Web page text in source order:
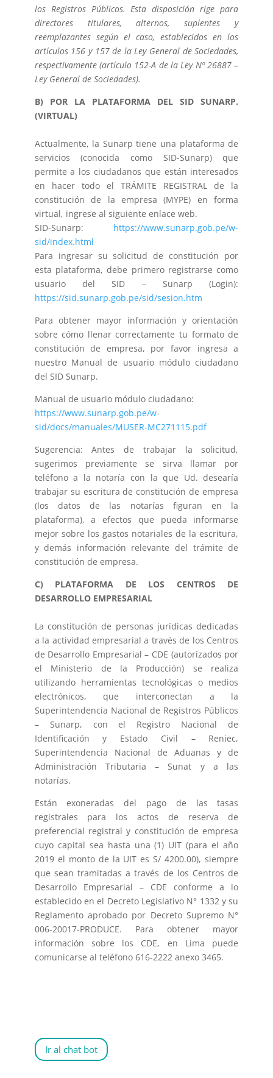
los Registros Públicos. Esta disposición rige para
directores titulares, alternos, suplentes y
reemplazantes según el caso, establecidos en los
artículos 156 y 157 de la Ley General de Sociedades,
respectivamente (artículo 152-A de la Ley Nº 26887 –
Ley General de Sociedades).
B) POR LA PLATAFORMA DEL SID SUNARP.
(VIRTUAL)
Actualmente, la Sunarp tiene una plataforma de
servicios (conocida como SID-Sunarp) que
permite a los ciudadanos que están interesados
en hacer todo el TRÁMITE REGISTRAL de la
constitución de la empresa (MYPE) en forma
virtual, ingrese al siguiente enlace web.
SID-Sunarp: https://www.sunarp.gob.pe/w-
sid/index.html
Para ingresar su solicitud de constitución por
esta plataforma, debe primero registrarse como
usuario del SID – Sunarp (Login):
https://sid.sunarp.gob.pe/sid/sesion.htm
Para obtener mayor información y orientación
sobre cómo llenar correctamente tu formato de
constitución de empresa, por favor ingresa a
nuestro Manual de usuario módulo ciudadano
del SID Sunarp.
Manual de usuario módulo ciudadano:
https://www.sunarp.gob.pe/w-
sid/docs/manuales/MUSER-MC271115.pdf
Sugerencia: Antes de trabajar la solicitud,
sugerimos previamente se sirva llamar por
teléfono a la notaría con la que Ud. desearía
trabajar su escritura de constitución de empresa
(los datos de las notarías figuran en la
plataforma), a efectos que pueda informarse
mejor sobre los gastos notariales de la escritura,
y demás información relevante del trámite de
constitución de empresa.
C) PLATAFORMA DE LOS CENTROS DE
DESARROLLO EMPRESARIAL
La constitución de personas jurídicas dedicadas
a la actividad empresarial a través de los Centros
de Desarrollo Empresarial – CDE (autorizados por
el Ministerio de la Producción) se realiza
utilizando herramientas tecnológicas o medios
electrónicos, que interconectan a la
Superintendencia Nacional de Registros Públicos
– Sunarp, con el Registro Nacional de
Identificación y Estado Civil – Reniec,
Superintendencia Nacional de Aduanas y de
Administración Tributaria – Sunat y a las
notarías.
Están exoneradas del pago de las tasas
registrales para los actos de reserva de
preferencial registral y constitución de empresa
cuyo capital sea hasta una (1) UIT (para el año
2019 el monto de la UIT es S/ 4200.00), siempre
que sean tramitadas a través de los Centros de
Desarrollo Empresarial – CDE conforme a lo
establecido en el Decreto Legislativo N° 1332 y su
Reglamento aprobado por Decreto Supremo N°
006-20017-PRODUCE. Para obtener mayor
información sobre los CDE, en Lima puede
comunicarse al teléfono 616-2222 anexo 3465.
Ir al chat bot